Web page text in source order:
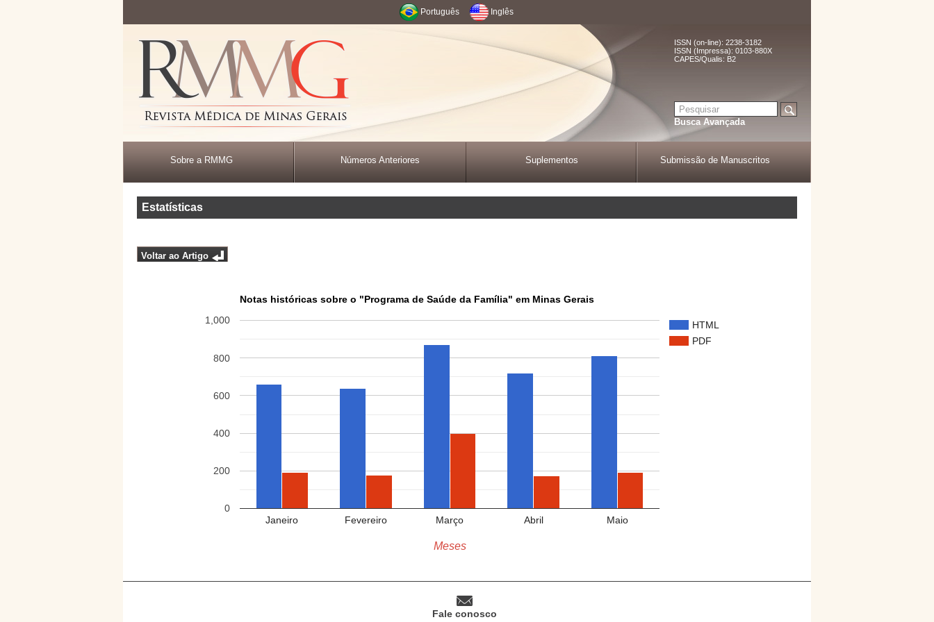
Português Inglês
ISSN (on-line): 2238-3182
ISSN (Impressa): 0103-880X
CAPES/Qualis: B2
Busca Avançada
Sobre a RMMG Números Anteriores Suplementos Submissão de Manuscritos
Estatísticas
Voltar ao Artigo
Notas históricas sobre o "Programa de Saúde da Família" em Minas Gerais
HTML
PDF
Janeiro Fevereiro Março Abril Maio
0
200
400
600
800
1,000
Meses
Fale conosco